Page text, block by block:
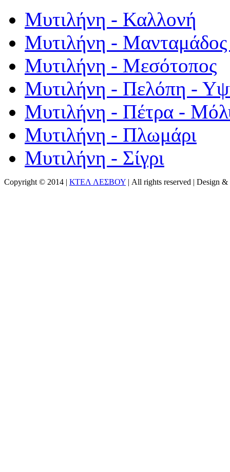
Μυτιλήνη - Καλλονή
Μυτιλήνη - Μανταμάδος
Μυτιλήνη - Μεσότοπος
Μυτιλήνη - Πελόπη -
Μυτιλήνη - Πέτρα -
Μυτιλήνη - Πλωμάρι
Μυτιλήνη - Σίγρι
Copyright © 2014 | ΚΤΕΛ ΛΕΣΒΟΥ | All rights reserved | Design &